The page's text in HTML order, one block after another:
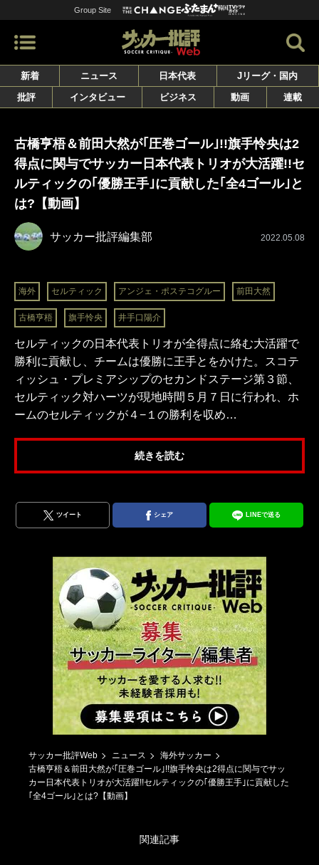
Group Site
新着 ニュース 日本代表
Jリーグ・国内
批評
インタビュー ビジネス 動画 連載
古橋亨梧＆前田大然が｢圧巻ゴール｣!!旗手怜央は2
得点に関与でサッカー日本代表トリオが大活躍!!セ
ルティックの｢優勝王手｣に貢献した｢全4ゴール｣と
は?【動画】
サッカー批評編集部 2022.05.08
海外 セルティック アンジェ・ポステコグルー 前田大然
古橋亨梧 旗手怜央 井手口陽介
セルティックの日本代表トリオが全得点に絡む大活躍で
勝利に貢献し、チームは優勝に王手とをかけた。スコテ
ィッシュ・プレミアシップのセカンドステージ第３節、
セルティック対ハーツが現地時間５月７日に行われ、ホ
ームのセルティックが４−１の勝利を収め…
続きを読む
ツイート シェア LINEで送る
サッカー批評Web ニュース
海外サッカー
古橋亨梧＆前田大然が｢圧巻ゴール｣!!旗手怜央は2得点に関与でサッ
カー日本代表トリオが大活躍!!セルティックの｢優勝王手｣に貢献した
｢全4ゴール｣とは?【動画】
関連記事